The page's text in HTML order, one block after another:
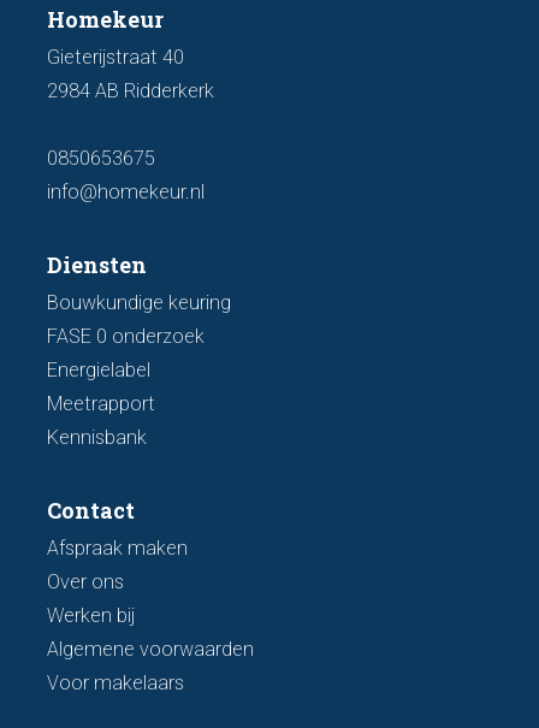
Homekeur
Gieterijstraat 40
2984 AB Ridderkerk
0850653675
info@homekeur.nl
Diensten
Bouwkundige keuring
FASE 0 onderzoek
Energielabel
Meetrapport
Kennisbank
Contact
Afspraak maken
Over ons
Werken bij
Algemene voorwaarden
Voor makelaars